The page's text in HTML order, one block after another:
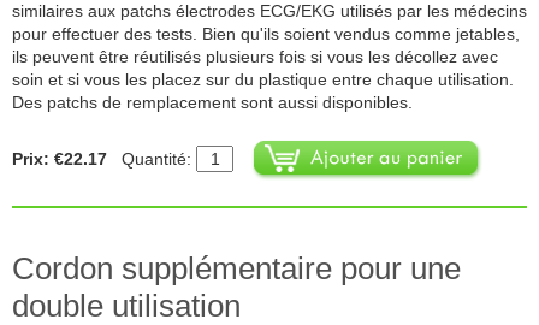
similaires aux patchs électrodes ECG/EKG utilisés par les médecins
pour effectuer des tests. Bien qu'ils soient vendus comme jetables,
ils peuvent être réutilisés plusieurs fois si vous les décollez avec
soin et si vous les placez sur du plastique entre chaque utilisation.
Des patchs de remplacement sont aussi disponibles.
Prix: €22.17 Quantité:
Cordon supplémentaire pour une
double utilisation